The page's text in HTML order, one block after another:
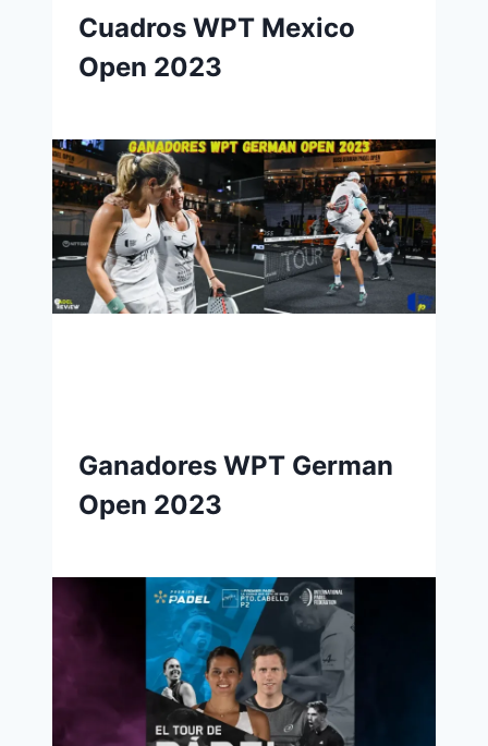
Cuadros WPT Mexico
Open 2023
Ganadores WPT German
Open 2023